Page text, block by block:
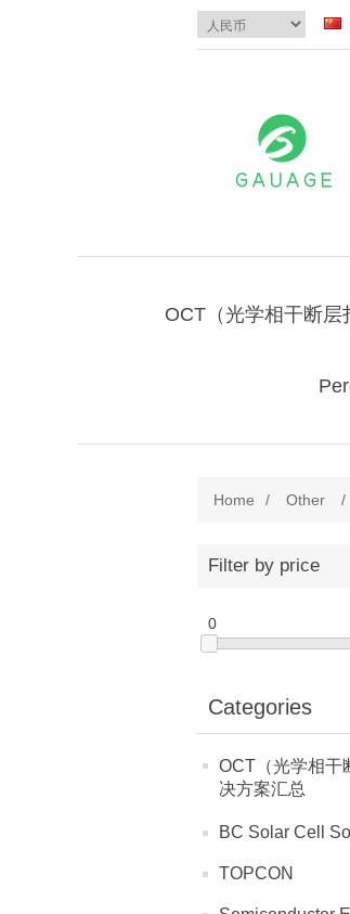
OCT（光学相干断
Home / Other /
Filter by price
0
Categories
OCT（光学相干
决方案汇总
BC Solar Cell
TOPCON